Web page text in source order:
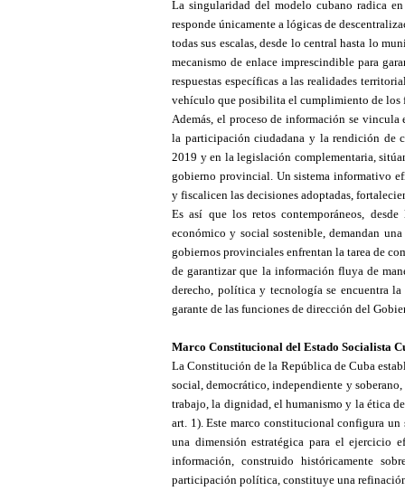
La singularidad del modelo cubano radica
responde únicamente a lógicas de
todas sus escalas, desde lo central hasta lo
mecanismo de enlace imprescindible para
respuestas específicas a las realidades
vehículo que posibilita el cumplimiento de los
Además, el proceso de información se
la participación ciudadana y la rendición de
2019 y en la legislación complementaria,
gobierno provincial. Un sistema informativo
y fiscalicen las decisiones adoptadas,
Es así que los retos contemporáneos,
económico y social sostenible, demandan
gobiernos provinciales enfrentan la tarea de
de garantizar que la información fluya de
derecho, política y tecnología se encuentra
garante de las funciones de dirección del
Marco Constitucional del Estado Socialista
La Constitución de la República de Cuba
social, democrático, independiente y
trabajo, la dignidad, el humanismo y la ética
art. 1).Este marco constitucional configura
una dimensión estratégica para el ejercicio
información, construido históricamente
participación política, constituye una